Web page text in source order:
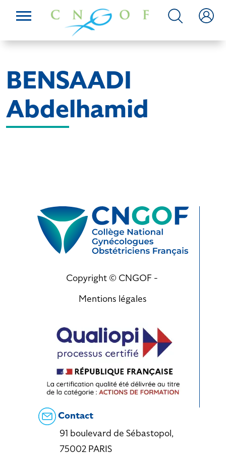
BENSAADI
Abdelhamid
Copyright © CNGOF -
Mentions légales
Contact
91 boulevard de Sébastopol,
75002 PARIS